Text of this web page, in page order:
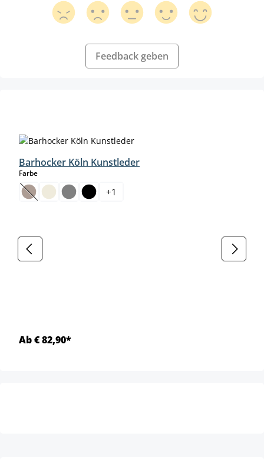
Feedback geben
Barhocker Köln Kunstleder
Farbeauswählen
(Diese Option ist zurzeit nicht verfügbar.)
+1
Ab € 82,90*